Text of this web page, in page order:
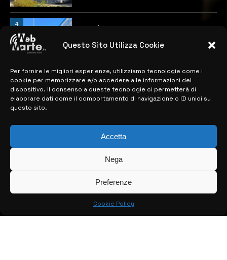
Questo Sito Utilizza Cookie
Per fornire le migliori esperienze, utilizziamo tecnologie come i
cookie per memorizzare e/o accedere alle informazioni del
dispositivo. Il consenso a queste tecnologie ci permetterà di
elaborare dati come il comportamento di navigazione o ID unici su
questo sito.
Accetta
Nega
Preferenze
Cookie Policy
4
Catania | Opportunità di lavoro con St
previste
MAPPA DEL SITO